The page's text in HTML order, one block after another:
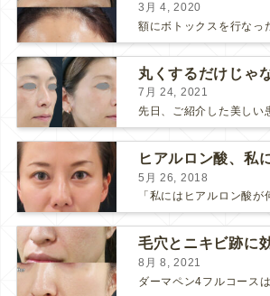
3月 4, 2020
7月 24, 2021
5月 26, 2018
8月 8, 2021